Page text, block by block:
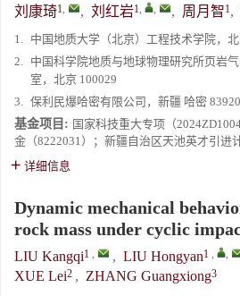
刘康琦1, , 刘红岩1, , , 周月智1,
1. 中国地质大学（北京）工程技术学院，
2. 中国科学院地质与地球物理研究所页岩
室，北京 100029
3. 保利民爆哈密有限公司，新疆 哈密
基金项目: 国家科技重大专项（
金（8222031）；新疆自治区天池英才引进
详细信息
Dynamic mechanical
rock mass under cyclic
LIU Kangqi1 , , LIU Hongyan1 , ,
XUE Lei2 , ZHANG Guangxiong3